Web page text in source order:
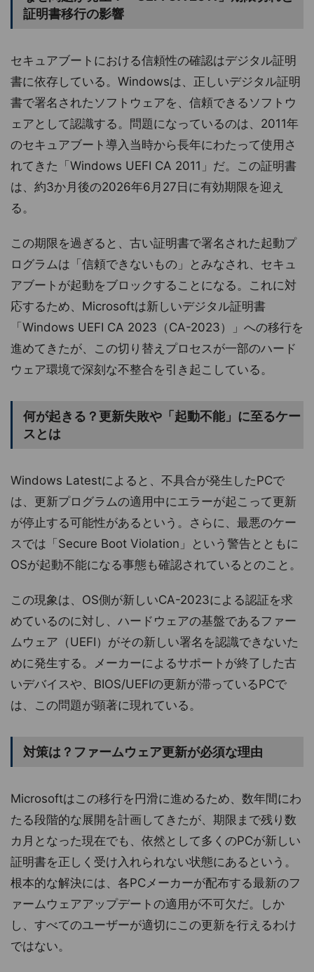
証明書移行の影響
セキュアブートにおける信頼性の確認はデジタル証明
書に依存している。Windowsは、正しいデジタル証明
書で署名されたソフトウェアを、信頼できるソフトウ
ェアとして認識する。問題になっているのは、2011年
のセキュアブート導入当時から長年にわたって使用さ
れてきた「Windows UEFI CA 2011」だ。この証明書
は、約3か月後の2026年6月27日に有効期限を迎え
る。
この期限を過ぎると、古い証明書で署名された起動プ
ログラムは「信頼できないもの」とみなされ、セキュ
アブートが起動をブロックすることになる。これに対
応するため、Microsoftは新しいデジタル証明書
「Windows UEFI CA 2023（CA-2023）」への移行を
進めてきたが、この切り替えプロセスが一部のハード
ウェア環境で深刻な不整合を引き起こしている。
何が起きる？更新失敗や「起動不能」に至るケー
スとは
Windows Latestによると、不具合が発生したPCで
は、更新プログラムの適用中にエラーが起こって更新
が停止する可能性があるという。さらに、最悪のケー
スでは「Secure Boot Violation」という警告とともに
OSが起動不能になる事態も確認されているとのこと。
この現象は、OS側が新しいCA-2023による認証を求
めているのに対し、ハードウェアの基盤であるファー
ムウェア（UEFI）がその新しい署名を認識できないた
めに発生する。メーカーによるサポートが終了した古
いデバイスや、BIOS/UEFIの更新が滞っているPCで
は、この問題が顕著に現れている。
対策は？ファームウェア更新が必須な理由
Microsoftはこの移行を円滑に進めるため、数年間にわ
たる段階的な展開を計画してきたが、期限まで残り数
カ月となった現在でも、依然として多くのPCが新しい
証明書を正しく受け入れられない状態にあるという。
根本的な解決には、各PCメーカーが配布する最新のフ
ァームウェアアップデートの適用が不可欠だ。しか
し、すべてのユーザーが適切にこの更新を行えるわけ
ではない。